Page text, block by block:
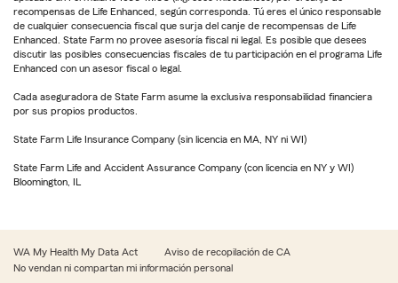
recompensas de Life Enhanced, según corresponda. Tú eres el único responsable
de cualquier consecuencia fiscal que surja del canje de recompensas de Life
Enhanced. State Farm no provee asesoría fiscal ni legal. Es posible que desees
discutir las posibles consecuencias fiscales de tu participación en el programa Life
Enhanced con un asesor fiscal o legal.
Cada aseguradora de State Farm asume la exclusiva responsabilidad financiera
por sus propios productos.
State Farm Life Insurance Company (sin licencia en MA, NY ni WI)
State Farm Life and Accident Assurance Company (con licencia en NY y WI)
Bloomington, IL
WA My Health My Data Act
Aviso de recopilación de CA
No vendan ni compartan mi información personal